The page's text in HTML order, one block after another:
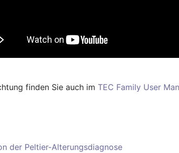
finden Sie auch im TEC Family User
der Peltier-Alterungsdiagnose